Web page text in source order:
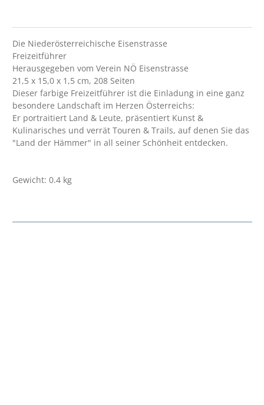
Die Niederösterreichische Eisenstrasse
Freizeitführer
Herausgegeben vom Verein NÖ Eisenstrasse
21,5 x 15,0 x 1,5 cm, 208 Seiten
Dieser farbige Freizeitführer ist die Einladung in eine ganz
besondere Landschaft im Herzen Österreichs:
Er portraitiert Land & Leute, präsentiert Kunst &
Kulinarisches und verrät Touren & Trails, auf denen Sie das
"Land der Hämmer" in all seiner Schönheit entdecken.
Gewicht: 0.4 kg